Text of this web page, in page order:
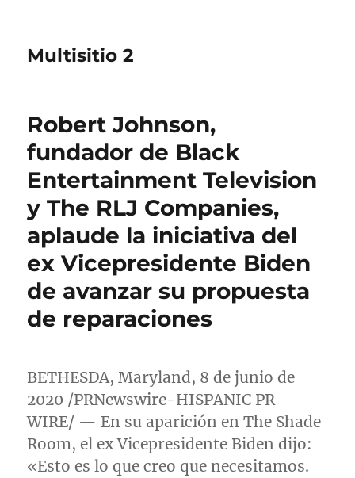
Multisitio 2
Robert Johnson,
fundador de Black
Entertainment Television
y The RLJ Companies,
aplaude la iniciativa del
ex Vicepresidente Biden
de avanzar su propuesta
de reparaciones
BETHESDA, Maryland, 8 de junio de
2020 /PRNewswire-HISPANIC PR
WIRE/ — En su aparición en The Shade
Room, el ex Vicepresidente Biden dijo:
«Esto es lo que creo que necesitamos.